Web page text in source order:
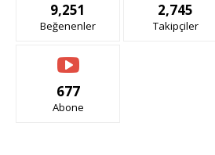
9,251
Beğenenler
2,745
Takipçiler
677
Abone